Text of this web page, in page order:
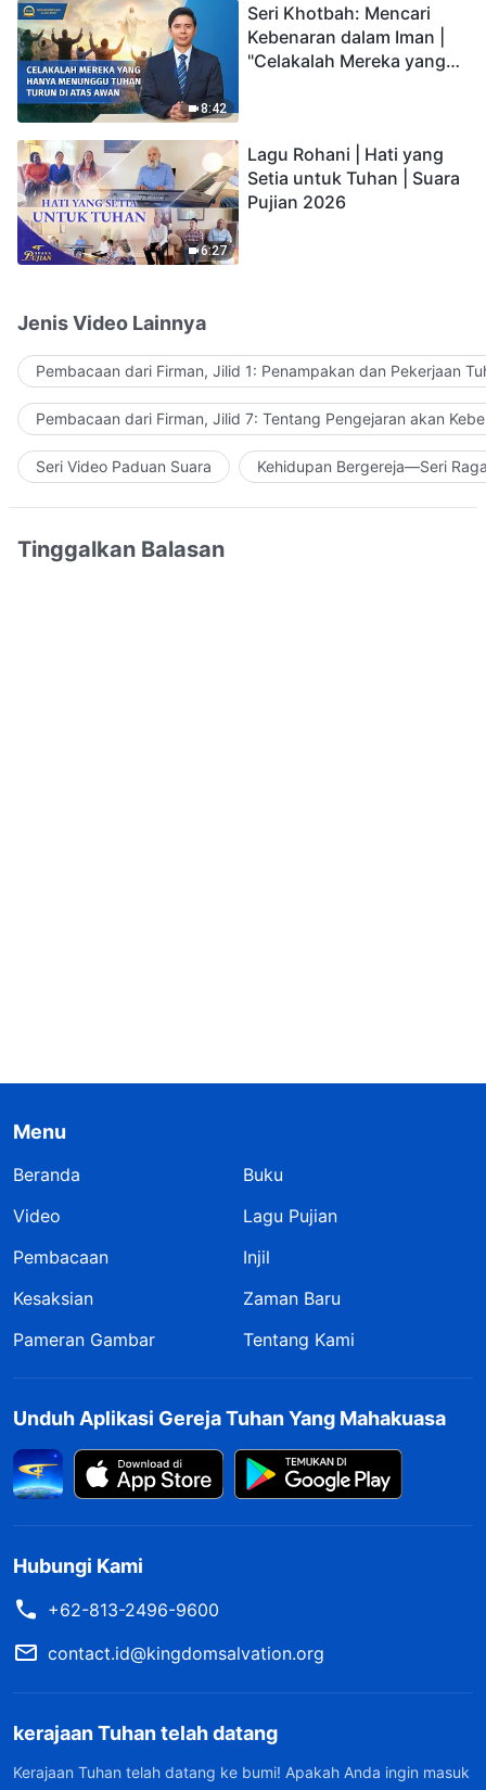
8:42
Seri Khotbah: Mencari
Kebenaran dalam Iman |
"Celakalah Mereka yang
6:27
Lagu Rohani | Hati yang
Setia untuk Tuhan | Suara
Pujian 2026
Jenis Video Lainnya
Pembacaan dari Firman, Jilid 1: Penampakan dan Pekerjaan
Pembacaan dari Firman, Jilid 7: Tentang Pengejaran akan
Seri Video Paduan Suara Kehidupan Bergereja—Seri
Tinggalkan Balasan
Menu
Beranda
Buku
Video
Lagu Pujian
Pembacaan
Injil
Kesaksian
Zaman Baru
Pameran Gambar
Tentang Kami
Unduh Aplikasi Gereja Tuhan Yang Mahakuasa
Hubungi Kami
+62-813-2496-9600
contact.id@kingdomsalvation.org
kerajaan Tuhan telah datang
Kerajaan Tuhan telah datang ke bumi! Apakah Anda ingin masuk